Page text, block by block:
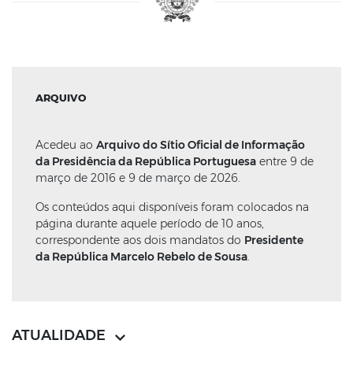
ARQUIVO
Acedeu ao Arquivo do Sítio Oficial de Informação
da Presidência da República Portuguesa entre 9 de
março de 2016 e 9 de março de 2026.
Os conteúdos aqui disponíveis foram colocados na
página durante aquele período de 10 anos,
correspondente aos dois mandatos do Presidente
da República Marcelo Rebelo de Sousa.
ATUALIDADE